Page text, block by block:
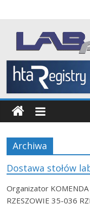
to
content
Laboratoria
Aparatura
Badania
Archiwa
Dostawa stołów
Organizator KOMENDA
RZESZOWIE 35-036